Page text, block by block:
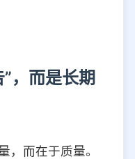
，而是长期
，而在于质量。